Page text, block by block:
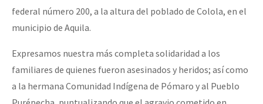
federal número 200, a la altura del poblado de Colola, en el
municipio de Aquila.
Expresamos nuestra más completa solidaridad a los
familiares de quienes fueron asesinados y heridos; así como
a la hermana Comunidad Indígena de Pómaro y al Pueblo